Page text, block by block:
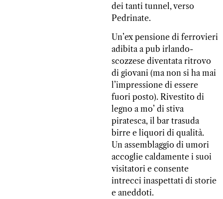
dei tanti tunnel, verso
Pedrinate.
Un’ex pensione di ferrovieri
adibita a pub irlando-
scozzese diventata ritrovo
di giovani (ma non si ha mai
l’impressione di essere
fuori posto). Rivestito di
legno a mo’ di stiva
piratesca, il bar trasuda
birre e liquori di qualità.
Un assemblaggio di umori
accoglie caldamente i suoi
visitatori e consente
intrecci inaspettati di storie
e aneddoti.